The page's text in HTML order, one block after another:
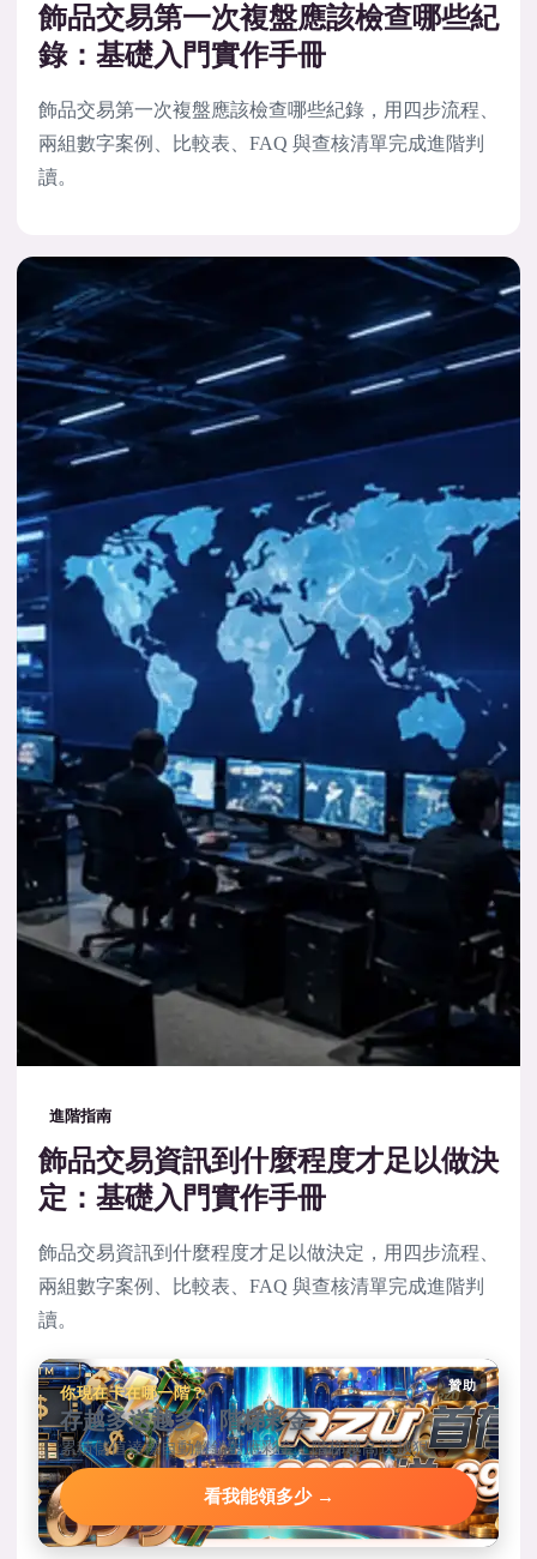
飾品交易第一次複盤應該檢查哪些紀
錄：基礎入門實作手冊
飾品交易第一次複盤應該檢查哪些紀錄，用四步流程、
兩組數字案例、比較表、FAQ 與查核清單完成進階判
讀。
進階指南
飾品交易資訊到什麼程度才足以做決
定：基礎入門實作手冊
飾品交易資訊到什麼程度才足以做決定，用四步流程、
兩組數字案例、比較表、FAQ 與查核清單完成進階判
讀。
贊助
你現在卡在哪一階？
存越多送越多，階梯彩金
累積儲值達標自動解鎖對應彩金，階梯越高送越狠。
看我能領多少 →